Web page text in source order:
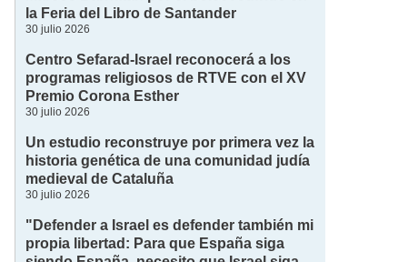
la Feria del Libro de Santander
30 julio 2026
Centro Sefarad-Israel reconocerá a los
programas religiosos de RTVE con el XV
Premio Corona Esther
30 julio 2026
Un estudio reconstruye por primera vez la
historia genética de una comunidad judía
medieval de Cataluña
30 julio 2026
"Defender a Israel es defender también mi
propia libertad: Para que España siga